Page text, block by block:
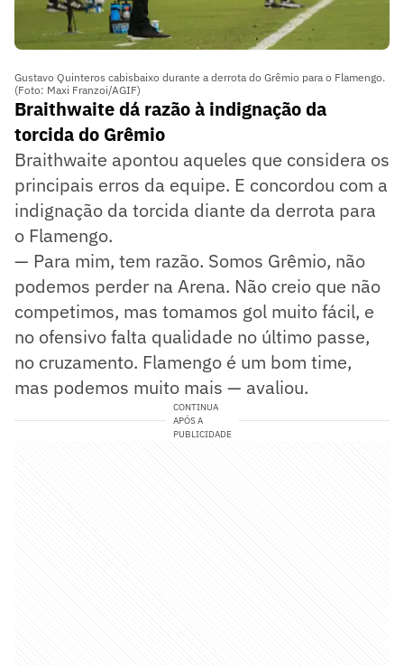
Gustavo Quinteros cabisbaixo durante a derrota do Grêmio para o Flamengo.
(Foto: Maxi Franzoi/AGIF)
Braithwaite dá razão à indignação da
torcida do Grêmio
Braithwaite apontou aqueles que considera os
principais erros da equipe. E concordou com a
indignação da torcida diante da derrota para
o Flamengo.
— Para mim, tem razão. Somos Grêmio, não
podemos perder na Arena. Não creio que não
competimos, mas tomamos gol muito fácil, e
no ofensivo falta qualidade no último passe,
no cruzamento. Flamengo é um bom time,
mas podemos muito mais — avaliou.
CONTINUA
APÓS A
PUBLICIDADE